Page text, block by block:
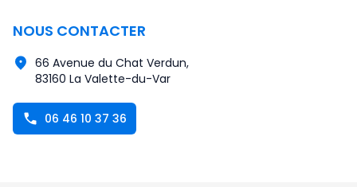
NOUS CONTACTER
66 Avenue du Chat Verdun,
83160 La Valette-du-Var
06 46 10 37 36